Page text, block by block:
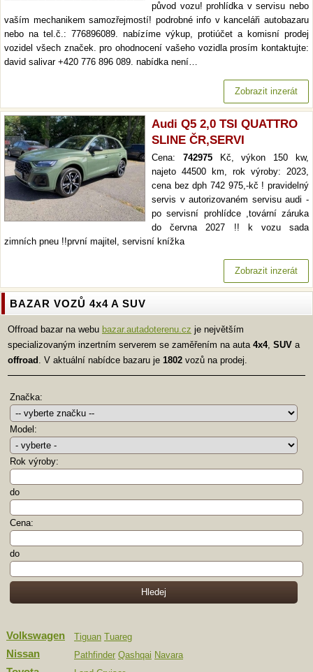
původ vozu! prohlídka v servisu nebo
vaším mechanikem samozřejmostí! podrobné info v kanceláři autobazaru
nebo na tel.č.: 776896089. nabízíme výkup, protiúčet a komisní prodej
vozidel všech značek. pro ohodnocení vašeho vozidla prosím kontaktujte:
david salivar +420 776 896 089. nabídka není…
Zobrazit inzerát
Audi Q5 2,0 TSI QUATTRO
SLINE ČR,SERVI
Cena: 742975Kč, výkon 150 kw,
najeto 44500 km, rok výroby: 2023,
cena bez dph 742 975,-kč ! pravidelný
servis v autorizovaném servisu audi -
po servisní prohlídce ,tovární záruka
do června 2027 !! k vozu sada
zimních pneu !!první majitel, servisní knížka
Zobrazit inzerát
BAZAR VOZŮ 4x4 A SUV
Offroad bazar na webu bazar.autadoterenu.cz je největším
specializovaným inzertním serverem se zaměřením na auta 4x4, SUV a
offroad . V aktuální nabídce bazaru je 1802 vozů na prodej.
Značka:
Model:
Rok výroby:
do
Cena:
do
Volkswagen Tiguan Tuareg
Nissan Pathfinder Qashqai Navara